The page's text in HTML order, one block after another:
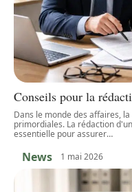
Conseils pour la
Dans le monde des affaires,
primordiales. La rédaction
essentielle pour assurer…
News 1 mai 2026